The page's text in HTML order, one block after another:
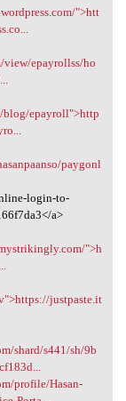
">htt
view/epayrollss/ho
blog/epayroll">http
paygonl
login-to-
a>
">h
justpaste.it
shard/s441/sh/9b
profile/Hasan-